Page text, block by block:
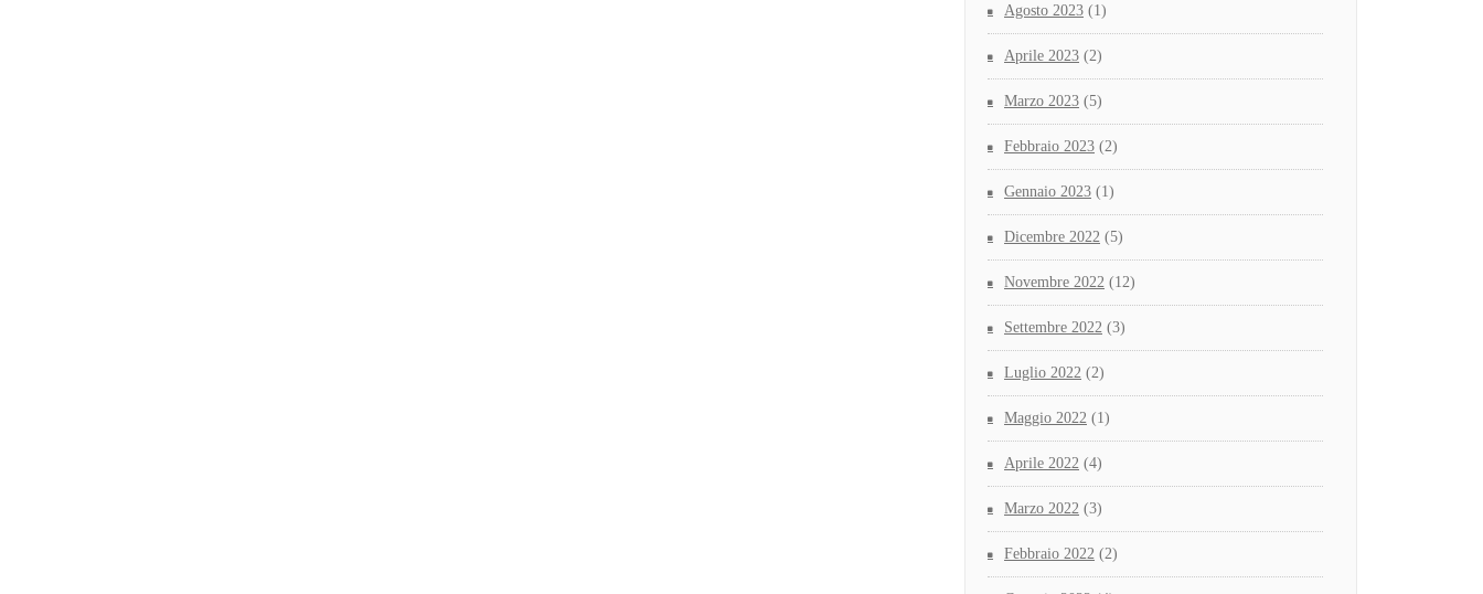
Agosto 2023 (1)
Aprile 2023 (2)
Marzo 2023 (5)
Febbraio 2023 (2)
Gennaio 2023 (1)
Dicembre 2022 (5)
Novembre 2022 (12)
Settembre 2022 (3)
Luglio 2022 (2)
Maggio 2022 (1)
Aprile 2022 (4)
Marzo 2022 (3)
Febbraio 2022 (2)